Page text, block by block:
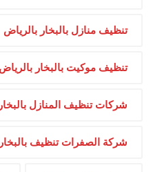
تنظيف منازل بالبخار بالرياض
تنظيف موكيت بالبخار بالرياض
شركات تنظيف المنازل
شركة الصفرات تنظيف